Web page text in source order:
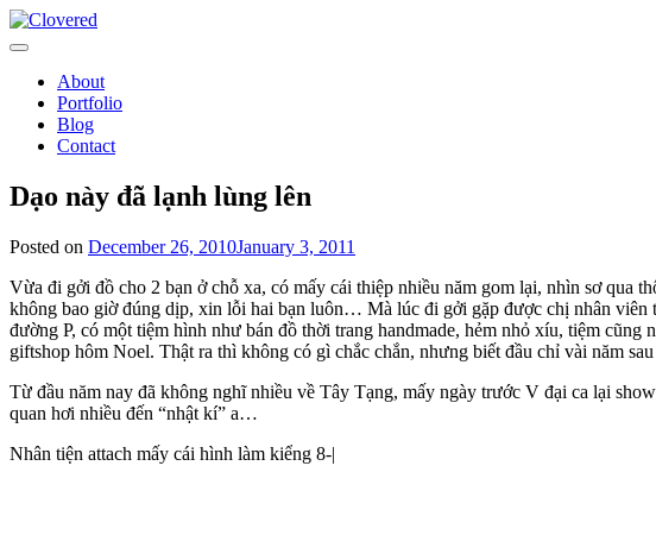
Toggle
navigationAbout
Portfolio
Blog
Contact
Dạo này đã lạnh lùng lên
Posted on December 26, 2010January 3, 2011
Vừa đi gởi đồ cho 2 bạn ở chỗ xa, có mấy cái thiệp nhiều năm gom lại, nhìn sơ qua
không bao giờ đúng dịp, xin lỗi hai bạn luôn… Mà lúc đi gởi gặp được chị nhân viên
đường P, có một tiệm hình như bán đồ thời trang handmade, hẻm nhỏ xíu, tiệm
giftshop hôm Noel. Thật ra thì không có gì chắc chắn, nhưng biết đầu chỉ vài năm
Từ đầu năm nay đã không nghĩ nhiều về Tây Tạng, mấy ngày trước V đại ca lại
quan hơi nhiều đến “nhật kí” a…
Nhân tiện attach mấy cái hình làm kiểng 8-|